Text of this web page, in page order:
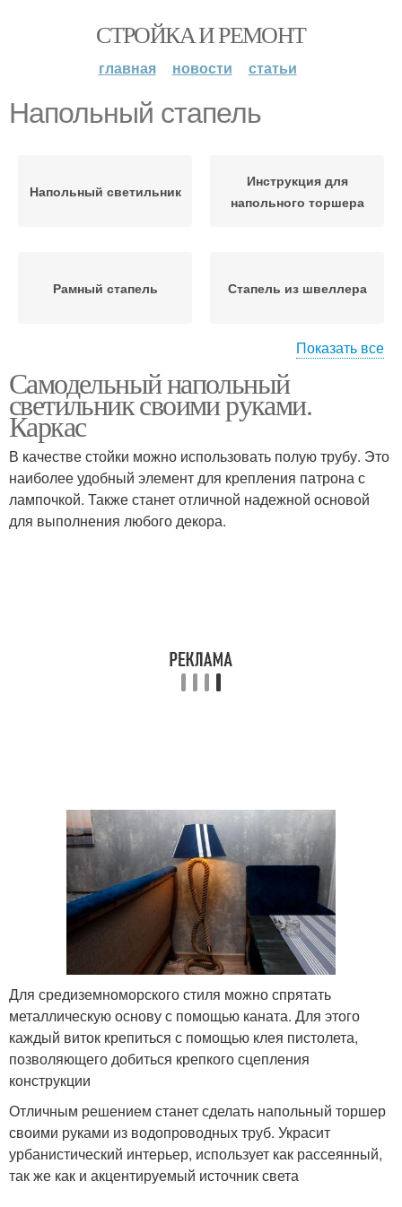
СТРОЙКА И РЕМОНТ
главная новости статьи
Напольный стапель
Напольный светильник
Инструкция для
напольного торшера
Рамный стапель Стапель из швеллера
Напольный душ
Показать все
Самодельный напольный
светильник своими руками.
Каркас
В качестве стойки можно использовать полую трубу. Это
наиболее удобный элемент для крепления патрона с
лампочкой. Также станет отличной надежной основой
для выполнения любого декора.
Для средиземноморского стиля можно спрятать
металлическую основу с помощью каната. Для этого
каждый виток крепиться с помощью клея пистолета,
позволяющего добиться крепкого сцепления
конструкции
Отличным решением станет сделать напольный торшер
своими руками из водопроводных труб. Украсит
урбанистический интерьер, использует как рассеянный,
так же как и акцентируемый источник света